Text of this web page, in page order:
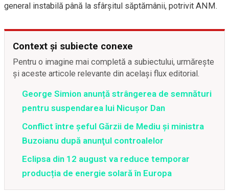
general instabilă până la sfârşitul săptămânii, potrivit ANM.
Context și subiecte conexe
Pentru o imagine mai completă a subiectului, urmărește
și aceste articole relevante din același flux editorial.
George Simion anunță strângerea de semnături
pentru suspendarea lui Nicușor Dan
Conflict între şeful Gărzii de Mediu şi ministra
Buzoianu după anunţul controalelor
Eclipsa din 12 august va reduce temporar
producția de energie solară în Europa